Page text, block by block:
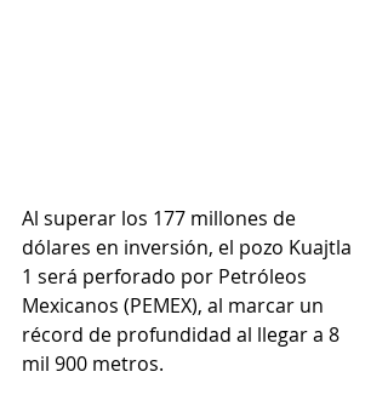
Al superar los 177 millones de
dólares en inversión, el pozo Kuajtla
1 será perforado por Petróleos
Mexicanos (PEMEX), al marcar un
récord de profundidad al llegar a 8
mil 900 metros.